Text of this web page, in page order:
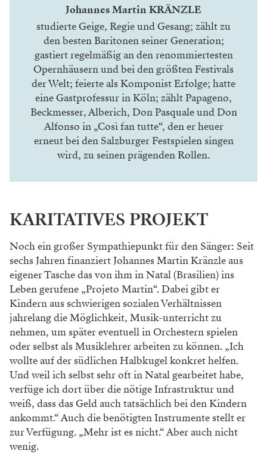
Johannes Martin KRÄNZLE
studierte Geige, Regie und Gesang; zählt zu
den besten Baritonen seiner Generation;
gastiert regelmäßig an den renommiertesten
Opernhäusern und bei den größten Festivals
der Welt; feierte als Komponist Erfolge; hatte
eine Gastprofessur in Köln; zählt Papageno,
Beckmesser, Alberich, Don Pasquale und Don
Alfonso in „Così fan tutte“, den er heuer
erneut bei den Salzburger Festspielen singen
wird, zu seinen prägenden Rollen.
KARITATIVES PROJEKT
Noch ein großer Sympathiepunkt für den Sänger: Seit
sechs Jahren finanziert Johannes MartinKränzle aus
eigener Tasche das von ihm in Natal(Brasilien) ins
Leben gerufene „Projeto Martin“.Dabei gibt er
Kindern aus schwierigen sozialenVerhältnissen
jahrelang die Möglichkeit, Musik-unterricht zu
nehmen, um später eventuell inOrchestern spielen
oder selbst als Musiklehrerarbeiten zu können. „Ich
wollte auf der südlichenHalbkugel konkret helfen.
Und weil ich selbst sehroft in Natal gearbeitet habe,
verfüge ich dort überdie nötige Infrastruktur und
weiß, dass das Geldauch tatsächlich bei den Kindern
ankommt.“ Auchdie benötigten Instrumente stellt er
zur Verfügung. „Mehr ist es nicht.“ Aber auch nicht
wenig.